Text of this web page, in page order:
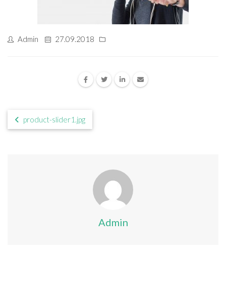
Admin 27.09.2018
product-slider1.jpg
Admin